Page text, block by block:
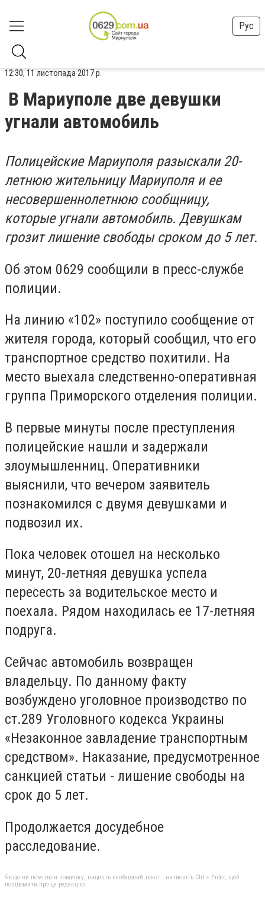
Рус
12:30, 11 листопада 2017 р.
В Мариуполе две девушки
угнали автомобиль
Полицейские Мариуполя разыскали 20-
летнюю жительницу Мариуполя и ее
несовершеннолетнюю сообщницу,
которые угнали автомобиль. Девушкам
грозит лишение свободы сроком до 5 лет.
Об этом 0629 сообщили в пресс-службе
полиции.
На линию «102» поступило сообщение от
жителя города, который сообщил, что его
транспортное средство похитили. На
место выехала следственно-оперативная
группа Приморского отделения полиции.
В первые минуты после преступления
полицейские нашли и задержали
злоумышленниц. Оперативники
выяснили, что вечером заявитель
познакомился с двумя девушками и
подвозил их.
Пока человек отошел на несколько
минут, 20-летняя девушка успела
пересесть за водительское место и
поехала. Рядом находилась ее 17-летняя
подруга.
Сейчас автомобиль возвращен
владельцу. По данному факту
возбуждено уголовное производство по
ст.289 Уголовного кодекса Украины
«Незаконное завладение транспортным
средством». Наказание, предусмотренное
санкцией статьи - лишение свободы на
срок до 5 лет.
Продолжается досудебное
расследование.
Якщо ви помітили помилку, виділіть необхідний текст і натисніть Ctrl + Enter, щоб
повідомити про це редакцію